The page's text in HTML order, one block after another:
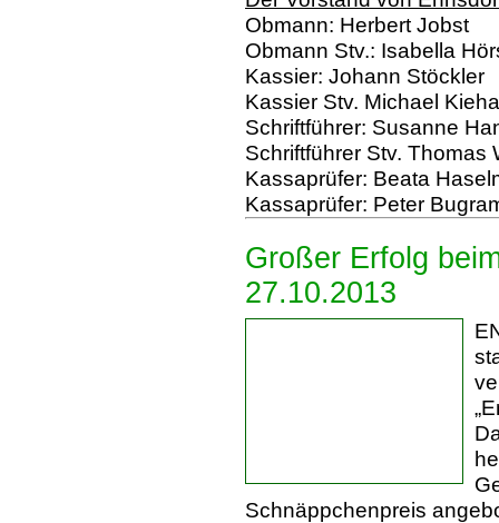
Obmann: Herbert Jobst
Obmann Stv.: Isabella
Kassier: Johann Stöckler
Kassier Stv. Michael
Schriftführer: Susanne
Schriftführer Stv. Thomas
Kassaprüfer: Beata
Kassaprüfer: Peter
Großer Erfolg
27.10.2013
Schnäppchenpreis